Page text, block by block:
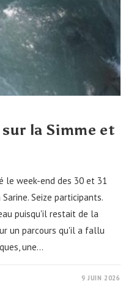
la Simme et
le week-end des 30 et 31
Seize participants.
puisqu'il restait de la
un parcours qu'il a fallu
une…
9 JUIN 2026